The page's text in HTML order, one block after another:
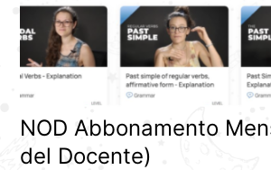
NOD Abbonamento
del Docente)